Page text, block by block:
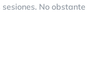
No